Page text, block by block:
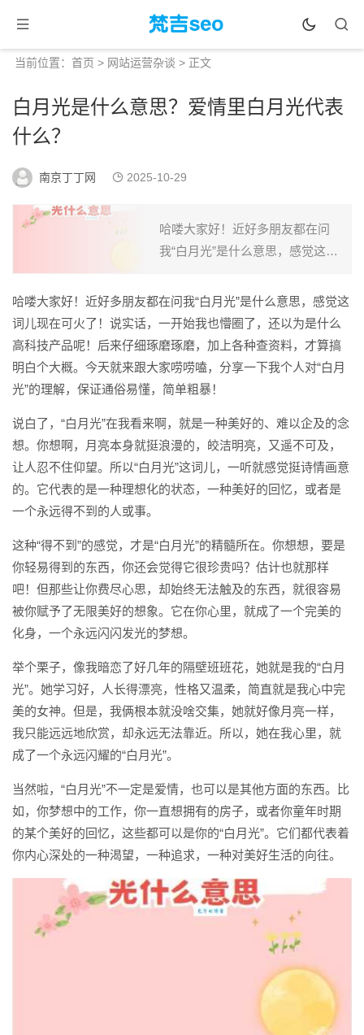
当前位置： 首页 > 网站运营杂谈 > 正文
白月光是什么意思？爱情里白月光代表
什么？
南京丁丁网 2025-10-29
哈喽大家好！近好多朋友都在问
我“白月光”是什么意思，感觉这词
我也懵圈了，还以为是什么高科
技产品呢！后来仔细琢磨琢磨，
加上各种查资料，才算搞明...
哈喽大家好！近好多朋友都在问我“白月光”是什么意思，感觉这
词儿现在可火了！说实话，一开始我也懵圈了，还以为是什么
高科技产品呢！后来仔细琢磨琢磨，加上各种查资料，才算搞
明白个大概。今天就来跟大家唠唠嗑，分享一下我个人对“白月
光”的理解，保证通俗易懂，简单粗暴！
说白了，“白月光”在我看来啊，就是一种美好的、难以企及的念
想。你想啊，月亮本身就挺浪漫的，皎洁明亮，又遥不可及，
让人忍不住仰望。所以“白月光”这词儿，一听就感觉挺诗情画意
的。它代表的是一种理想化的状态，一种美好的回忆，或者是
一个永远得不到的人或事。
这种“得不到”的感觉，才是“白月光”的精髓所在。你想想，要是
你轻易得到的东西，你还会觉得它很珍贵吗？估计也就那样
吧！但那些让你费尽心思，却始终无法触及的东西，就很容易
被你赋予了无限美好的想象。它在你心里，就成了一个完美的
化身，一个永远闪闪发光的梦想。
举个栗子，像我暗恋了好几年的隔壁班班花，她就是我的“白月
光”。她学习好，人长得漂亮，性格又温柔，简直就是我心中完
美的女神。但是，我俩根本就没啥交集，她就好像月亮一样，
我只能远远地欣赏，却永远无法靠近。所以，她在我心里，就
成了一个永远闪耀的“白月光”。
当然啦，“白月光”不一定是爱情，也可以是其他方面的东西。比
如，你梦想中的工作，你一直想拥有的房子，或者你童年时期
的某个美好的回忆，这些都可以是你的“白月光”。它们都代表着
你内心深处的一种渴望，一种追求，一种对美好生活的向往。